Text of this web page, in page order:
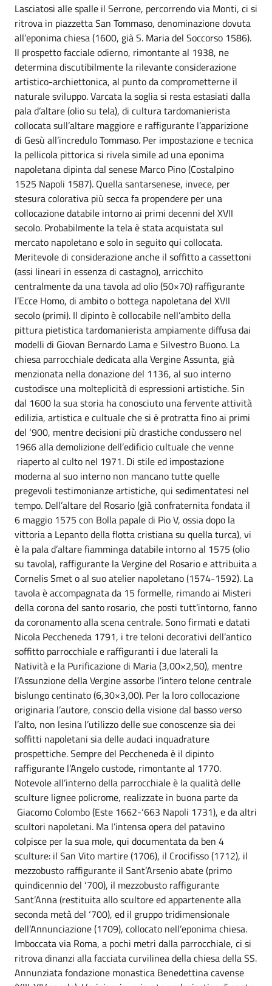
Lasciatosi alle spalle il Serrone, percorrendo via Monti, ci si
ritrova in piazzetta San Tommaso, denominazione dovuta
all’eponima chiesa (1600, già S. Maria del Soccorso 1586).
Il prospetto facciale odierno, rimontante al 1938, ne
determina discutibilmente la rilevante considerazione
artistico-archiettonica, al punto da comprometterne il
naturale sviluppo. Varcata la soglia si resta estasiati dalla
pala d’altare (olio su tela), di cultura tardomanierista
collocata sull’altare maggiore e raffigurante l’apparizione
di Gesù all’incredulo Tommaso. Per impostazione e tecnica
la pellicola pittorica si rivela simile ad una eponima
napoletana dipinta dal senese Marco Pino (Costalpino
1525 Napoli 1587). Quella santarsenese, invece, per
stesura colorativa più secca fa propendere per una
collocazione databile intorno ai primi decenni del XVII
secolo. Probabilmente la tela è stata acquistata sul
mercato napoletano e solo in seguito qui collocata.
Meritevole di considerazione anche il soffitto a cassettoni
(assi lineari in essenza di castagno), arricchito
centralmente da una tavola ad olio (50×70) raffigurante
l’Ecce Homo, di ambito o bottega napoletana del XVII
secolo (primi). Il dipinto è collocabile nell’ambito della
pittura pietistica tardomanierista ampiamente diffusa dai
modelli di Giovan Bernardo Lama e Silvestro Buono. La
chiesa parrocchiale dedicata alla Vergine Assunta, già
menzionata nella donazione del 1136, al suo interno
custodisce una molteplicità di espressioni artistiche. Sin
dal 1600 la sua storia ha conosciuto una fervente attività
edilizia, artistica e cultuale che si è protratta fino ai primi
del ‘900, mentre decisioni più drastiche condussero nel
1966 alla demolizione dell’edificio cultuale che venne
riaperto al culto nel 1971. Di stile ed impostazione
moderna al suo interno non mancano tutte quelle
pregevoli testimonianze artistiche, qui sedimentatesi nel
tempo. Dell’altare del Rosario (già confraternita fondata il
6 maggio 1575 con Bolla papale di Pio V, ossia dopo la
vittoria a Lepanto della flotta cristiana su quella turca), vi
è la pala d’altare fiamminga databile intorno al 1575 (olio
su tavola), raffigurante la Vergine del Rosario e attribuita a
Cornelis Smet o al suo atelier napoletano (1574-1592). La
tavola è accompagnata da 15 formelle, rimando ai Misteri
della corona del santo rosario, che posti tutt’intorno, fanno
da coronamento alla scena centrale. Sono firmati e datati
Nicola Peccheneda 1791, i tre teloni decorativi dell’antico
soffitto parrocchiale e raffiguranti i due laterali la
Natività e la Purificazione di Maria (3,00×2,50), mentre
l’Assunzione della Vergine assorbe l’intero telone centrale
bislungo centinato (6,30×3,00). Per la loro collocazione
originaria l’autore, conscio della visione dal basso verso
l’alto, non lesina l’utilizzo delle sue conoscenze sia dei
soffitti napoletani sia delle audaci inquadrature
prospettiche. Sempre del Peccheneda è il dipinto
raffigurante l’Angelo custode, rimontante al 1770.
Notevole all’interno della parrocchiale è la qualità delle
sculture lignee policrome, realizzate in buona parte da
Giacomo Colombo (Este 1662-‘663 Napoli 1731), e da altri
scultori napoletani. Ma l’intensa opera del patavino
colpisce per la sua mole, qui documentata da ben 4
sculture: il San Vito martire (1706), il Crocifisso (1712), il
mezzobusto raffigurante il Sant’Arsenio abate (primo
quindicennio del ‘700), il mezzobusto raffigurante
Sant’Anna (restituita allo scultore ed appartenente alla
seconda metà del ‘700), ed il gruppo tridimensionale
dell’Annunciazione (1709), collocato nell’eponima chiesa.
Imboccata via Roma, a pochi metri dalla parrocchiale, ci si
ritrova dinanzi alla facciata curvilinea della chiesa della SS.
Annunziata fondazione monastica Benedettina cavense